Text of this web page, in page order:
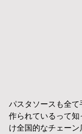
パスタソースも全
作られているって
け全国的なチェー